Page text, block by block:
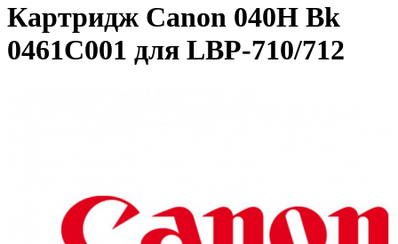
Картридж Canon 040H Bk
0461C001 для LBP-710/712